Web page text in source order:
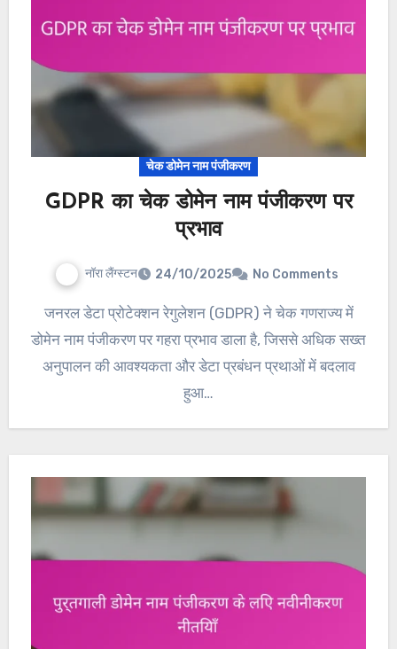
चेक डोमेन नाम पंजीकरण
GDPR का चेक डोमेन नाम पंजीकरण पर
प्रभाव
नॉरा लैंग्स्टन 24/10/2025 No Comments
जनरल डेटा प्रोटेक्शन रेगुलेशन (GDPR) ने चेक गणराज्य में
डोमेन नाम पंजीकरण पर गहरा प्रभाव डाला है, जिससे अधिक सख्त
अनुपालन की आवश्यकता और डेटा प्रबंधन प्रथाओं में बदलाव
हुआ…